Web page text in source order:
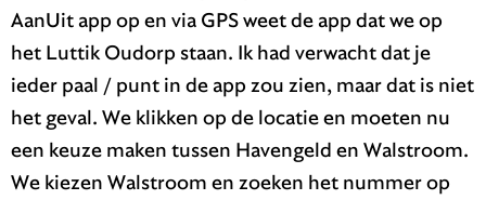
AanUit app op en via GPS weet de app dat we op
het Luttik Oudorp staan. Ik had verwacht dat je
ieder paal / punt in de app zou zien, maar dat is niet
het geval. We klikken op de locatie en moeten nu
een keuze maken tussen Havengeld en Walstroom.
We kiezen Walstroom en zoeken het nummer op